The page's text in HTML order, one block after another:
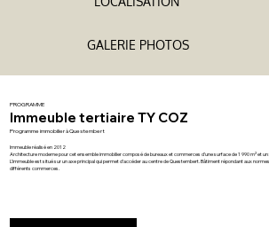
GALERIE PHOTOS
PROGRAMME
Immeuble tertiaire TY COZ
Programme immobilier à Questembert
Immeuble réalisé en 2012
Architecture moderne pour cet ensemble immobilier composé de bureaux et commerces d’une surface de 1 990 m² et
L’immeuble est situé sur un axe principal qui permet d’accéder au centre de Questembert. Bâtiment répondant aux
différents commerces.